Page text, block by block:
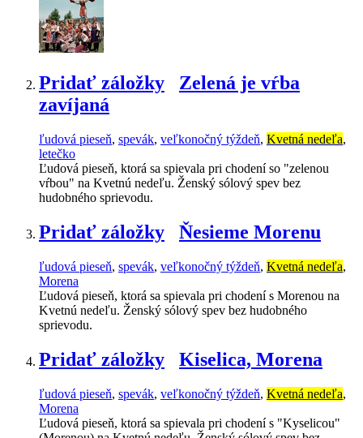
Pridať záložky
Zelená je vŕba
zavíjaná
ľudová pieseň, spevák, veľkonočný týždeň, Kvetná nedeľa,
letečko
Ľudová pieseň, ktorá sa spievala pri chodení so "zelenou
vŕbou" na Kvetnú nedeľu. Ženský sólový spev bez
hudobného sprievodu.
Pridať záložky Ňesieme Morenu
ľudová pieseň, spevák, veľkonočný týždeň, Kvetná nedeľa,
Morena
Ľudová pieseň, ktorá sa spievala pri chodení s Morenou na
Kvetnú nedeľu. Ženský sólový spev bez hudobného
sprievodu.
Pridať záložky Kiselica, Morena
ľudová pieseň, spevák, veľkonočný týždeň, Kvetná nedeľa,
Morena
Ľudová pieseň, ktorá sa spievala pri chodení s "Kyselicou"